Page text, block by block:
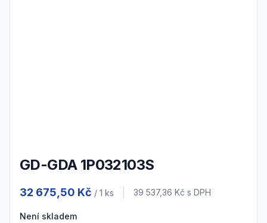
GD-GDA 1P032103S
32 675,50 Kč / 1 ks Cena s DPH
39 537,36 Kč s DPH
Není skladem